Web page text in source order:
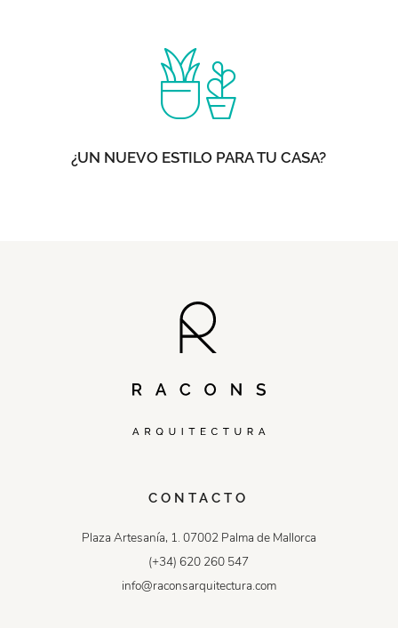
¿UN NUEVO ESTILO PARA TU CASA?
CONTACTO
Plaza Artesanía, 1. 07002 Palma de Mallorca
(+34) 620 260 547
info@raconsarquitectura.com